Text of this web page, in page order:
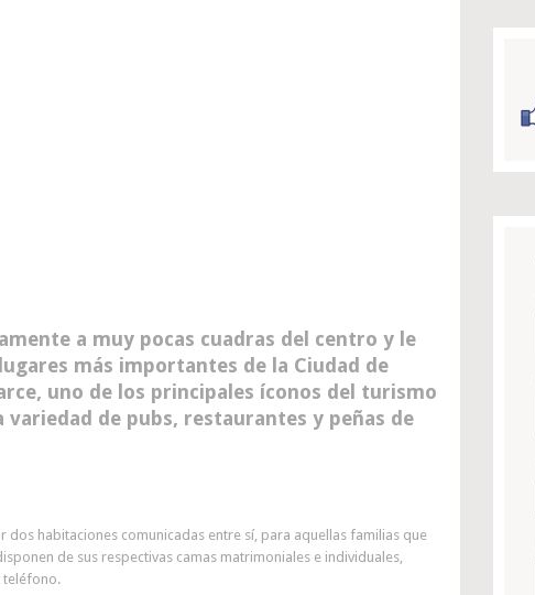
a muy pocas cuadras del centro y le
más importantes de la Ciudad de
uno de los principales íconos del turismo
variedad de pubs, restaurantes y peñas de
habitaciones comunicadas entre sí, para aquellas familias que
de sus respectivas camas matrimoniales e individuales,
teléfono.